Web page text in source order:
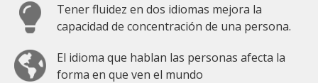
Tener fluidez en dos idiomas mejora la
capacidad de concentración de una persona.
El idioma que hablan las personas afecta la
forma en que ven el mundo